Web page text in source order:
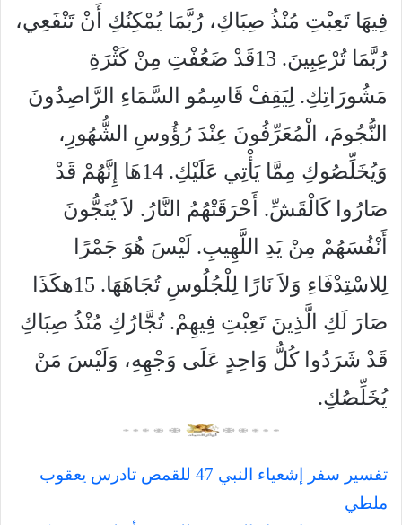
فِيهَا تَعِبْتِ مُنْذُ صِبَاكِ، رُبَّمَا يُمْكِنُكِ أَنْ تَنْفَعِي،
رُبَّمَا تُرْعِبِينَ. 13قَدْ ضَعُفْتِ مِنْ كَثْرَةِ
مَشُورَاتِكِ. لِيَقِفْ قَاسِمُو السَّمَاءِ الرَّاصِدُونَ
النُّجُومَ، الْمُعَرِّفُونَ عِنْدَ رُؤُوسِ الشُّهُورِ،
وَيُخَلِّصُوكِ مِمَّا يَأْتِي عَلَيْكِ. 14هَا إِنَّهُمْ قَدْ
صَارُوا كَالْقَشِّ. أَحْرَقَتْهُمُ النَّارُ. لاَ يُنَجُّونَ
أَنْفُسَهُمْ مِنْ يَدِ اللَّهِيبِ. لَيْسَ هُوَ جَمْرًا
لِلاسْتِدْفَاءِ وَلاَ نَارًا لِلْجُلُوسِ تُجَاهَهَا. 15هكَذَا
صَارَ لَكِ الَّذِينَ تَعِبْتِ فِيهِمْ. تُجَّارُكِ مُنْذُ صِبَاكِ
قَدْ شَرَدُوا كُلُّ وَاحِدٍ عَلَى وَجْهِهِ، وَلَيْسَ مَنْ
يُخَلِّصُكِ.
تفسير سفر إشعياء النبي 47 للقمص تادرس يعقوب
ملطي